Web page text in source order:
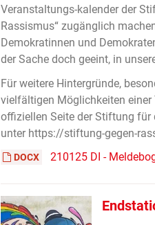
Veranstaltungs-kalender der
Rassismus“ zugänglich
Demokratinnen und
der Sache doch geeint, in
Für weitere Hintergründe,
vielfältigen Möglichkeiten einer
offiziellen Seite der Stiftung für
unter https://stiftung-gegen-
DOCX 210125 DI -